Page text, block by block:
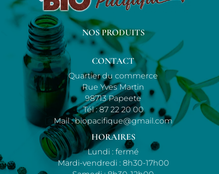
NOS PRODUITS
CONTACT
Quartier du commerce
Rue Yves Martin
98713 Papeete
Tél :87 22 20 00
Mail :biopacifique@gmail.com
HORAIRES
Lundi : fermé
Mardi-vendredi : 8h30-17h00